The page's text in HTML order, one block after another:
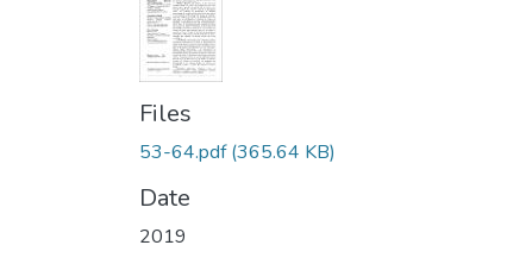
Files
53-64.pdf(365.64 KB)
Date
2019